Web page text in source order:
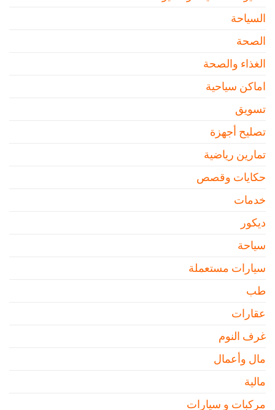
السياحة
الصحة
الغذاء والصحة
اماكن سياحية
تسويق
تصليح أجهزة
تمارين رياضية
حكايات وقصص
خدمات
ديكور
سياحة
سيارات مستعملة
طب
عقارات
غرف النوم
مال وأعمال
مالية
مركبات و سيارات